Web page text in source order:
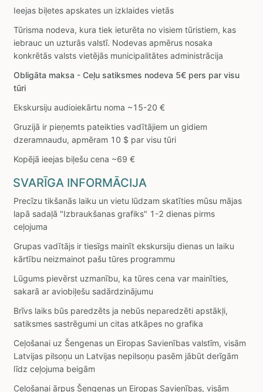
Ieejas biļetes apskates un izklaides vietās
Tūrisma nodeva, kura tiek ieturēta no visiem tūristiem, kas
iebrauc un uzturās valstī. Nodevas apmērus nosaka
konkrētās valsts vietējās municipalitātes administrācija
Obligāta maksa - Ceļu satiksmes nodeva 5€ pers par visu
tūri
Ekskursiju audioiekārtu noma ~15-20 €
Gruzijā ir pieņemts pateikties vadītājiem un gidiem
dzeramnaudu, apmēram 10 $ par visu tūri
Kopējā ieejas biļešu cena ~69 €
SVARĪGA INFORMĀCIJA
Precīzu tikšanās laiku un vietu lūdzam skatīties mūsu mājas
lapā sadaļā "Izbraukšanas grafiks" 1-2 dienas pirms
ceļojuma
Grupas vadītājs ir tiesīgs mainīt ekskursiju dienas un laiku
kārtību neizmainot pašu tūres programmu
Lūgums pievērst uzmanību, ka tūres cena var mainīties,
sakarā ar aviobiļešu sadārdzinājumu
Brīvs laiks būs paredzēts ja nebūs neparedzēti apstākļi,
satiksmes sastrēgumi un citas atkāpes no grafika
Ceļošanai uz Šengenas un Eiropas Savienības valstīm, visām
Latvijas pilsoņu un Latvijas nepilsoņu pasēm jābūt derīgām
līdz ceļojuma beigām
Ceļošanai ārpus Šengenas un Eiropas Savienības, visām